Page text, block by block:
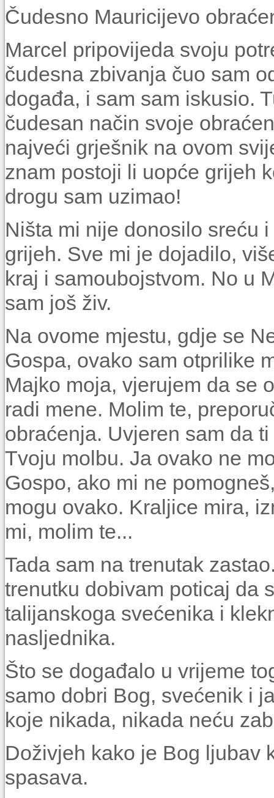
Čudesno Mauricijevo
Marcel pripovijeda svoju
čudesna zbivanja čuo sam
događa, i sam sam iskusio.
čudesan način svoje
najveći grješnik na ovom
znam postoji li uopće grijeh
drogu sam uzimao!
Ništa mi nije donosilo sreću
grijeh. Sve mi je dojadilo,
kraj i samoubojstvom. No u
sam još živ.
Na ovome mjestu, gdje se
Gospa, ovako sam otprilike
Majko moja, vjerujem da se
radi mene. Molim te,
obraćenja. Uvjeren sam da
Tvoju molbu. Ja ovako ne
Gospo, ako mi ne
mogu ovako. Kraljice mira,
mi, molim te...
Tada sam na trenutak
trenutku dobivam poticaj da
talijanskoga svećenika i
nasljednika.
Što se događalo u vrijeme
samo dobri Bog, svećenik i
koje nikada, nikada neću
Doživjeh kako je Bog ljubav
spasava.